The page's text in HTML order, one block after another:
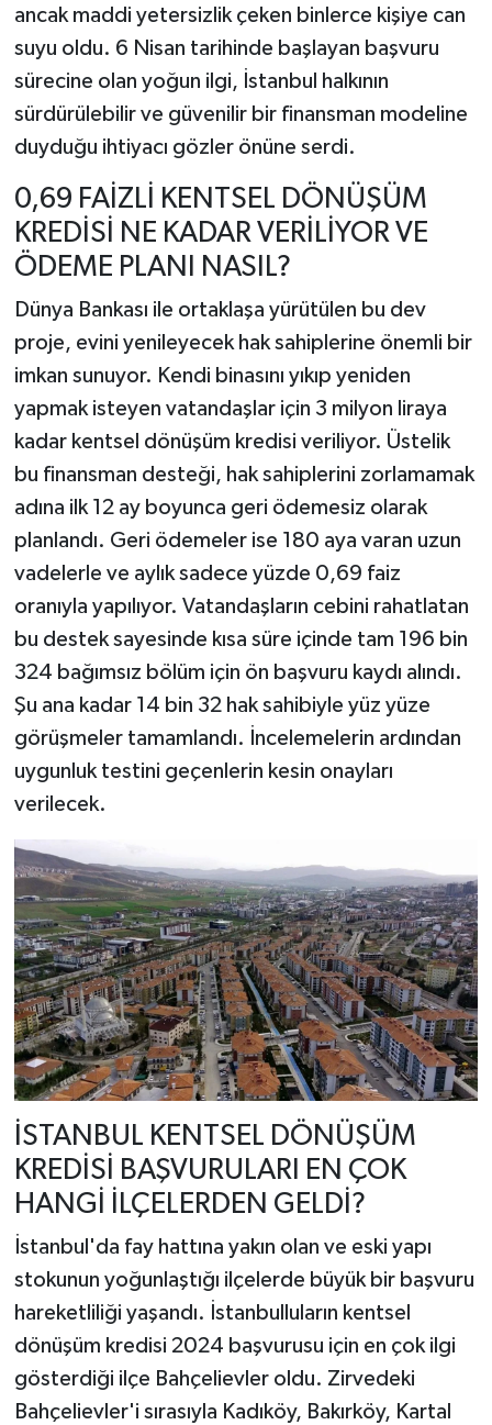
ancak maddi yetersizlik çeken binlerce kişiye can
suyu oldu. 6 Nisan tarihinde başlayan başvuru
sürecine olan yoğun ilgi, İstanbul halkının
sürdürülebilir ve güvenilir bir finansman modeline
duyduğu ihtiyacı gözler önüne serdi.
0,69 FAİZLİ KENTSEL DÖNÜŞÜM
KREDİSİ NE KADAR VERİLİYOR VE
ÖDEME PLANI NASIL?
Dünya Bankası ile ortaklaşa yürütülen bu dev
proje, evini yenileyecek hak sahiplerine önemli bir
imkan sunuyor. Kendi binasını yıkıp yeniden
yapmak isteyen vatandaşlar için 3 milyon liraya
kadar kentsel dönüşüm kredisi veriliyor. Üstelik
bu finansman desteği, hak sahiplerini zorlamamak
adına ilk 12 ay boyunca geri ödemesiz olarak
planlandı. Geri ödemeler ise 180 aya varan uzun
vadelerle ve aylık sadece yüzde 0,69 faiz
oranıyla yapılıyor. Vatandaşların cebini rahatlatan
bu destek sayesinde kısa süre içinde tam 196 bin
324 bağımsız bölüm için ön başvuru kaydı alındı.
Şu ana kadar 14 bin 32 hak sahibiyle yüz yüze
görüşmeler tamamlandı. İncelemelerin ardından
uygunluk testini geçenlerin kesin onayları
verilecek.
İSTANBUL KENTSEL DÖNÜŞÜM
KREDİSİ BAŞVURULARI EN ÇOK
HANGİ İLÇELERDEN GELDİ?
İstanbul'da fay hattına yakın olan ve eski yapı
stokunun yoğunlaştığı ilçelerde büyük bir başvuru
hareketliliği yaşandı. İstanbulluların kentsel
dönüşüm kredisi 2024 başvurusu için en çok ilgi
gösterdiği ilçe Bahçelievler oldu. Zirvedeki
Bahçelievler'i sırasıyla Kadıköy, Bakırköy, Kartal